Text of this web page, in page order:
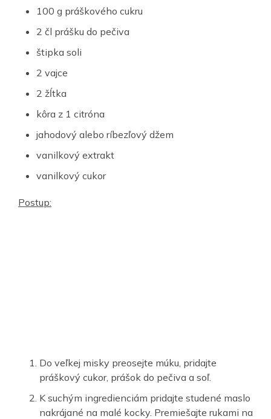
100 g práškového cukru
2 čl prášku do pečiva
štipka soli
2 vajce
2 žĺtka
kôra z 1 citróna
jahodový alebo ríbezľový džem
vanilkový extrakt
vanilkový cukor
Postup:
Do veľkej misky preosejte múku, pridajte
práškový cukor, prášok do pečiva a soľ.
K suchým ingredienciám pridajte studené maslo
nakrájané na malé kocky. Premiešajte rukami na